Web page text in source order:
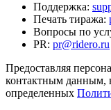
Поддержка:
Печать тиража:
Вопросы по
PR: pr@ridero.ru
Предоставляя
контактным данным,
определенных